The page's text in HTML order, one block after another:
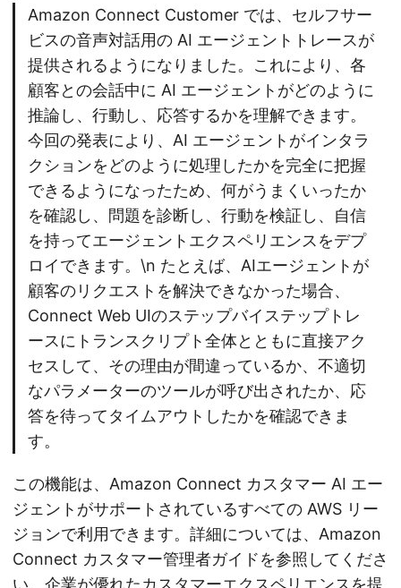
Amazon Connect Customer では、セルフサー
ビスの音声対話用の AI エージェントトレースが
提供されるようになりました。これにより、各
顧客との会話中に AI エージェントがどのように
推論し、行動し、応答するかを理解できます。
今回の発表により、AI エージェントがインタラ
クションをどのように処理したかを完全に把握
できるようになったため、何がうまくいったか
を確認し、問題を診断し、行動を検証し、自信
を持ってエージェントエクスペリエンスをデプ
ロイできます。\n たとえば、AIエージェントが
顧客のリクエストを解決できなかった場合、
Connect Web UIのステップバイステップトレ
ースにトランスクリプト全体とともに直接アク
セスして、その理由が間違っているか、不適切
なパラメーターのツールが呼び出されたか、応
答を待ってタイムアウトしたかを確認できま
す。
この機能は、Amazon Connect カスタマー AI エー
ジェントがサポートされているすべての AWS リー
ジョンで利用できます。詳細については、Amazon
Connect カスタマー管理者ガイドを参照してくださ